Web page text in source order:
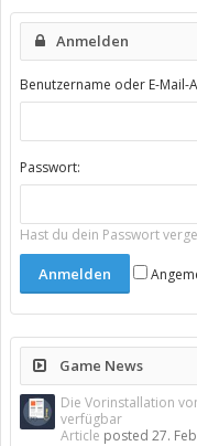
Anmelden
Benutzername oder E-Mail-
Passwort:
Hast du dein Passwort
Game News
Die Vorinstallation
verfügbar
Article posted 27.